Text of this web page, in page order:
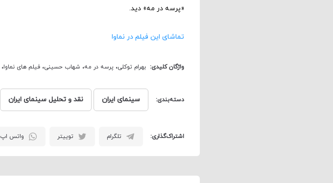
«پرسه در مه» دید.
تماشای این فیلم در نماوا
واژگان کلیدی: بهرام توکلی، پرسه در مه، شهاب حسینی، فیلم های نماوا،
دسته‌بندی: سینمای ایران نقد و تحلیل سینمای ایران
اشتراک‌گذاری: تلگرام توییتر واتس اپ